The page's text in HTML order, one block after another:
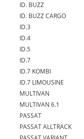
ID. BUZZ
ID. BUZZ CARGO
ID.3
ID.4
ID.5
ID.7
ID.7 KOMBI
ID.7 LIMOUSINE
MULTIVAN
MULTIVAN 6.1
PASSAT
PASSAT ALLTRACK